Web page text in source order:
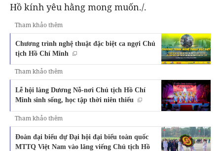
Hồ kính yêu hằng mong muốn./.
Tham khảo thêm
Chương trình nghệ thuật đặc biệt ca ngợi Chủ
tịch Hồ Chí Minh
Tham khảo thêm
Lễ hội làng Dương Nỗ-nơi Chủ tịch Hồ Chí
Minh sinh sống, học tập thời niên thiếu
Tham khảo thêm
Đoàn đại biểu dự Đại hội đại biểu toàn quốc
MTTQ Việt Nam vào lăng viếng Chủ tịch Hồ